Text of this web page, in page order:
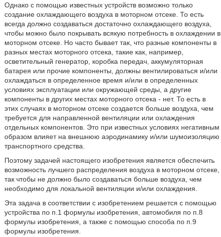
Однако с помощью известных устройств возможно только
создание охлаждающего воздуха в моторном отсеке. То есть
всегда должно создаваться достаточно охлаждающего воздуха,
чтобы можно было покрывать всякую потребность в охлаждении в
моторном отсеке. Но часто бывает так, что разные компоненты в
разных местах моторного отсека, такие как, например,
осветительный генератор, коробка передач, аккумуляторная
батарея или прочие компоненты, должны вентилироваться и/или
охлаждаться в определенное время и/или в определенных
условиях эксплуатации или окружающей среды, а другие
компоненты в других местах моторного отсека - нет. То есть в
этих случаях в моторном отсеке создается больше воздуха, чем
требуется для направленной вентиляции или охлаждения
отдельных компонентов. Это при известных условиях негативным
образом влияет на внешнюю аэродинамику и/или шумоизоляцию
транспортного средства.
Поэтому задачей настоящего изобретения является обеспечить
возможность лучшего распределения воздуха в моторном отсеке,
так чтобы не должно было создаваться больше воздуха, чем
необходимо для локальной вентиляции и/или охлаждения.
Эта задача в соответствии с изобретением решается с помощью
устройства по п.1 формулы изобретения, автомобиля по п.8
формулы изобретения, а также с помощью способа по п.9
формулы изобретения.